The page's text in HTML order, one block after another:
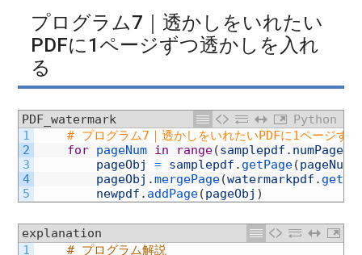
プログラム7｜透かしをいれたい
PDFに1ページずつ透かしを入れ
る
PDF_watermark
Python
1
2
3
4
5
# プログラム7｜透かしをいれたいPDFに1ページず
for pageNum in range(samplepdf . numPages
pageObj
= samplepdf . getPage(pageNum
pageObj .mergePage(watermarkpdf .
newpdf . addPage(pageObj )
explanation
1
# プログラム解説